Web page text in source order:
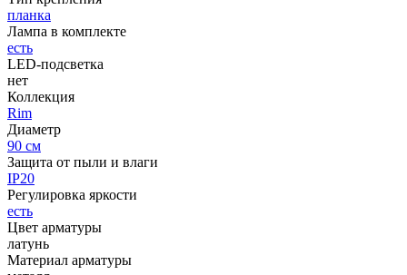
планка
Лампа в комплекте
есть
LED-подсветка
нет
Коллекция
Rim
Диаметр
90 см
Защита от пыли и влаги
IP20
Регулировка яркости
есть
Цвет арматуры
латунь
Материал арматуры